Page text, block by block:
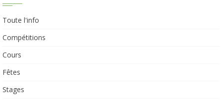
Toute l'info
Compétitions
Cours
Fêtes
Stages